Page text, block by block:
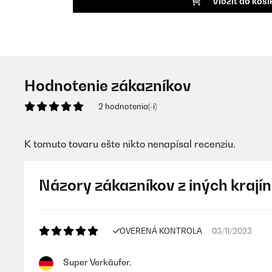
Hodnotenie zákazníkov
2 hodnotenia(-í)
K tomuto tovaru ešte nikto nenapísal recenziu.
Názory zákazníkov z iných krajín
OVERENÁ KONTROLA 03/11/2023
Super Verkäufer.